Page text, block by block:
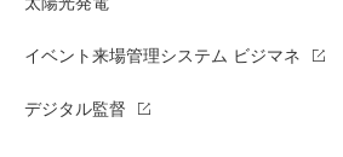
イベント来場管理システム ビジマネ
デジタル監督